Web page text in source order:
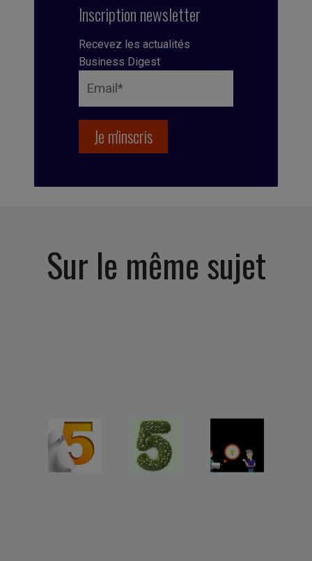
Inscription newsletter
Recevez les actualités
Business Digest
Sur le même sujet